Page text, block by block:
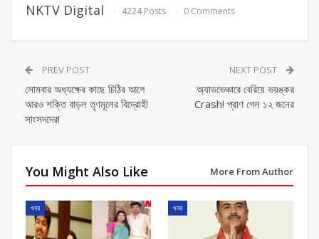
NKTV Digital 4224 Posts 0 Comments
PREV POST
সোমবার অধ্যক্ষের কাছে চিঠির আগে
আরও শক্তি বাড়ল তৃণমূলের বিদ্রোহী
সাংসদদের!
NEXT POST
অ্যাডভেঞ্চারে বেরিয়ে ভয়ঙ্কর
Crash! প্রাণ গেল ১২ জনের
You Might Also Like More From Author
খবর খবর